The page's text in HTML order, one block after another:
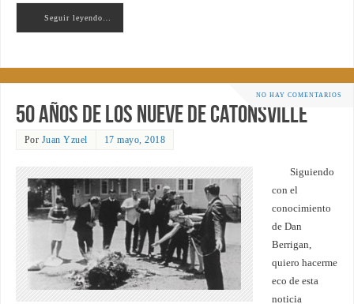
Seguir leyendo…
NO HAY COMENTARIOS
50 años de los Nueve de Catonsville
Por Juan Yzuel 17 mayo, 2018
Siguiendo
con el
conocimiento
de Dan
Berrigan,
quiero hacerme
eco de esta
noticia